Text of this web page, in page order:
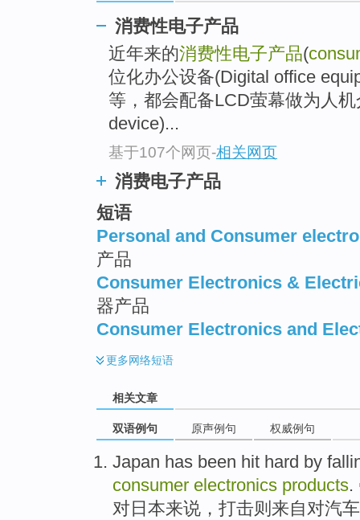
消费性电子产品
近年来的消费性电子产品(
位化办公设备(Digital office
等，都会配备LCD萤幕做为人
device)...
基于107个网页-相关网页
消费电子产品
短语
Personal and Consumer
产品
Consumer Electronics &
器产品
Consumer Electronics and
更多网络短语
相关文章
双语例句 原声例句 权威例句
Japan has been hit hard by
consumer electronics products.
对 日本来说， 打击则来自对汽车